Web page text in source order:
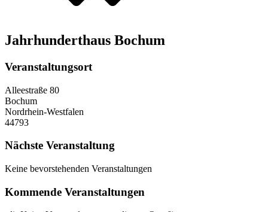
Jahrhunderthaus Bochum
Veranstaltungsort
Alleestraße 80
Bochum
Nordrhein-Westfalen
44793
Nächste Veranstaltung
Keine bevorstehenden Veranstaltungen
Kommende Veranstaltungen